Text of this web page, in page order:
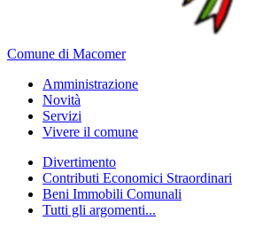
Comune di Macomer
Amministrazione
Novità
Servizi
Vivere il comune
Divertimento
Contributi Economici Straordinari
Beni Immobili Comunali
Tutti gli argomenti...